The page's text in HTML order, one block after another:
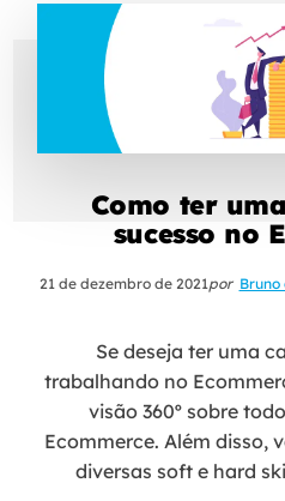
Como ter
sucesso no
21 de dezembro de 2021por Bruno
Se deseja ter uma
trabalhando no
visão 360º sobre
Ecommerce. Além disso,
diversas soft e hard